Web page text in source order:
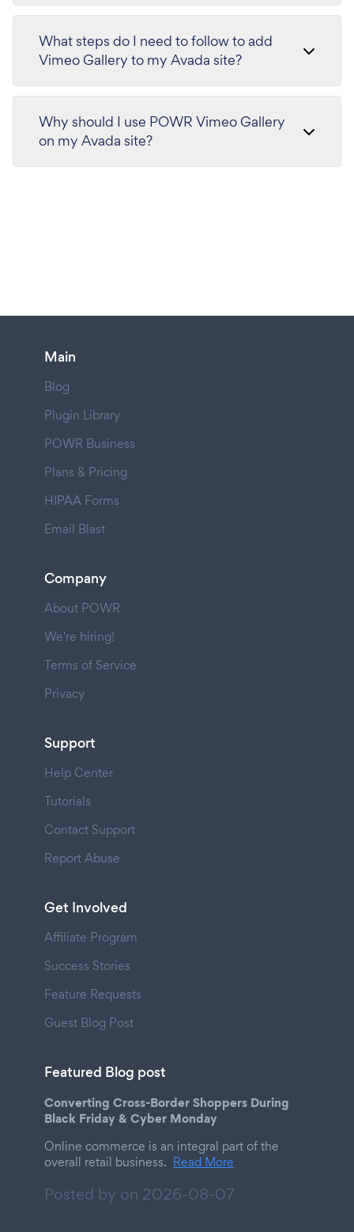
What steps do I need to follow to add
Vimeo Gallery to my Avada site?
Why should I use POWR Vimeo Gallery
on my Avada site?
Main
Blog
Plugin Library
POWR Business
Plans & Pricing
HIPAA Forms
Email Blast
Company
About POWR
We're hiring!
Terms of Service
Privacy
Support
Help Center
Tutorials
Contact Support
Report Abuse
Get Involved
Affiliate Program
Success Stories
Feature Requests
Guest Blog Post
Featured Blog post
Converting Cross-Border Shoppers During
Black Friday & Cyber Monday
Online commerce is an integral part of the
overall retail business. Read More
Posted by on 2026-08-07